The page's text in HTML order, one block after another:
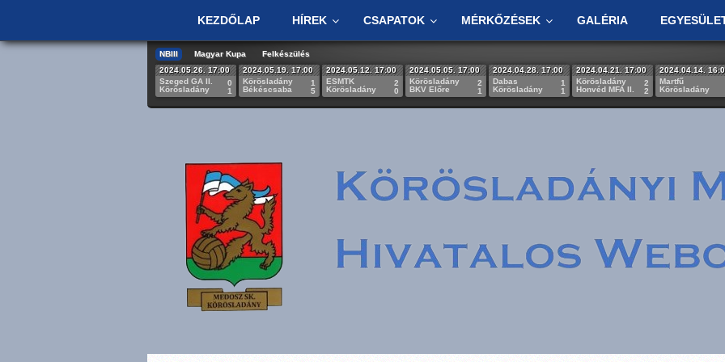
KEZDŐLAP HÍREK CSAPATOK MÉRKŐZÉSEK GALÉRIA
NBIII Magyar Kupa
Felkészülés
2024.05.26. 17:00
Szeged GA II.
Körösladány
0
1
2024.05.19. 17:00
Körösladány
Békéscsaba
1
5
2024.05.12. 17:00
ESMTK
Körösladány
2
0
2024.05.05. 17:00
Körösladány
BKV Előre
2
1
2024.04.28. 17:00
Dabas
Körösladány
1
1
2024.04.21. 17:00
Körösladány
Honvéd MFA II.
2
2
2024.04.14.
Martfű
Körösladány